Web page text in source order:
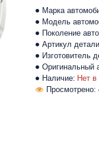
Наличие: Нет в
Марка
Модель
Поколение
Артикул
Изготовитель
Оригинальный
Просмотрено: